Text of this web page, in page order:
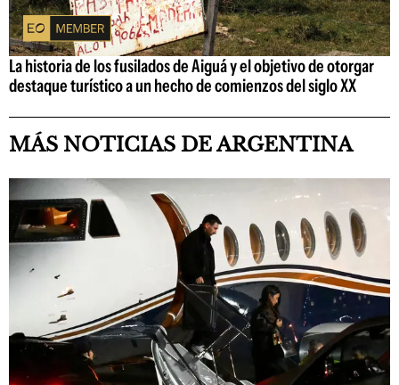
La historia de los fusilados de Aiguá y el objetivo de otorgar
destaque turístico a un hecho de comienzos del siglo XX
MÁS NOTICIAS DE ARGENTINA